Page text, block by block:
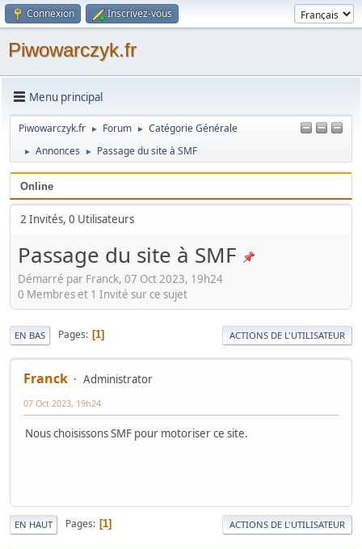
Connexion Inscrivez-vous
Piwowarczyk.fr
Menu principal
Piwowarczyk.fr ► Forum ► Catégorie Générale
► Annonces ► Passage du site à SMF
Online
2 Invités, 0 Utilisateurs
Passage du site à SMF
Démarré par Franck, 07 Oct 2023, 19h24
0 Membres et 1 Invité sur ce sujet
EN BAS Pages 1 ACTIONS DE L'UTILISATEUR
Franck Administrator
07 Oct 2023, 19h24
Nous choisissons SMF pour motoriser ce site.
EN HAUT Pages 1 ACTIONS DE L'UTILISATEUR